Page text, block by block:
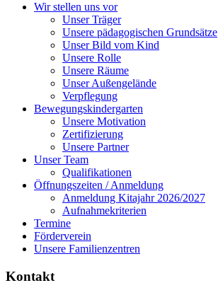
Wir stellen uns vor
Unser Träger
Unsere pädagogischen Grundsätze
Unser Bild vom Kind
Unsere Rolle
Unsere Räume
Unser Außengelände
Verpflegung
Bewegungskindergarten
Unsere Motivation
Zertifizierung
Unsere Partner
Unser Team
Qualifikationen
Öffnungszeiten / Anmeldung
Anmeldung Kitajahr 2026/2027
Aufnahmekriterien
Termine
Förderverein
Unsere Familienzentren
Kontakt